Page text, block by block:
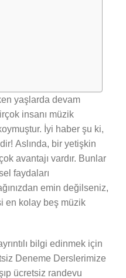
yaşlarda devam
insanı müzik
İyi haber şu ki,
Aslında, bir yetişkin
avantajı vardır. Bunlar
faydaları
emin değilseniz,
en kolay beş müzik
bilgi edinmek için
Deneme Derslerimize
ücretsiz randevu